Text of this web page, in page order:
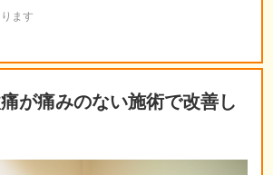
ます
痛が痛みのない施術で改善し